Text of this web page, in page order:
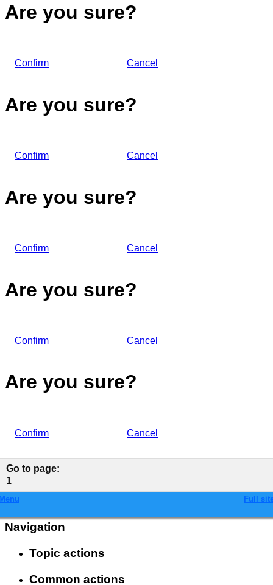
Are you sure?
Confirm Cancel
Are you sure?
Confirm Cancel
Are you sure?
Confirm Cancel
Are you sure?
Confirm Cancel
Are you sure?
Confirm Cancel
Go to page:
1
Full
Navigation
Topic actions
Common actions